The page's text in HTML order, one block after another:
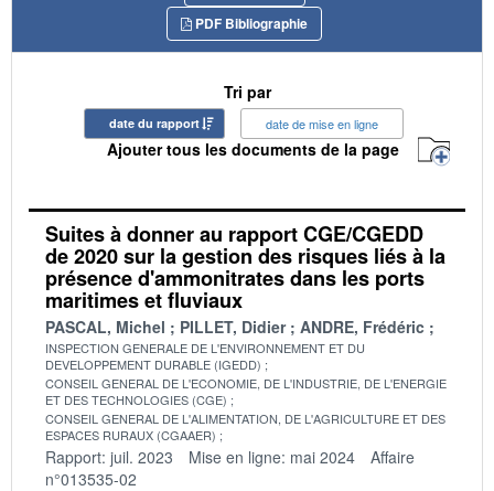
PDF Bibliographie
Tri par
date du rapport date de mise en ligne
Ajouter tous les documents de la page
Suites à donner au rapport CGE/CGEDD
de 2020 sur la gestion des risques liés à la
présence d'ammonitrates dans les ports
maritimes et fluviaux
PASCAL, Michel PILLET, Didier ANDRE, Frédéric
INSPECTION GENERALE DE L'ENVIRONNEMENT ET DU
DEVELOPPEMENT DURABLE (IGEDD)
CONSEIL GENERAL DE L'ECONOMIE, DE L'INDUSTRIE, DE L'ENERGIE
ET DES TECHNOLOGIES (CGE)
CONSEIL GENERAL DE L'ALIMENTATION, DE L'AGRICULTURE ET DES
ESPACES RURAUX (CGAAER)
Rapport: juil. 2023 Mise en ligne: mai 2024
Affaire
n°013535-02